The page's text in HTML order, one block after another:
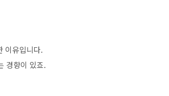
이유입니다.
경향이 있죠.